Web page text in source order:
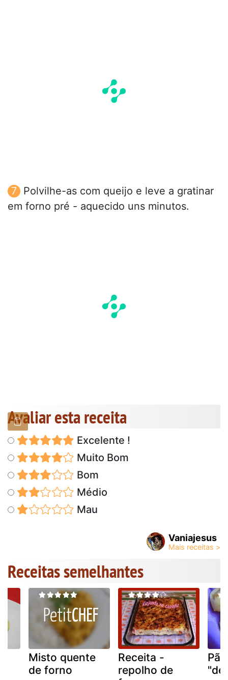
Polvilhe-as com queijo e leve a gratinar
em forno pré - aquecido uns minutos.
Avaliar esta receita
Excelente !
Muito Bom
Bom
Médio
Mau
Vaniajesus
Receitas semelhantes
Misto quente
de forno
Receita -
repolho de
"de